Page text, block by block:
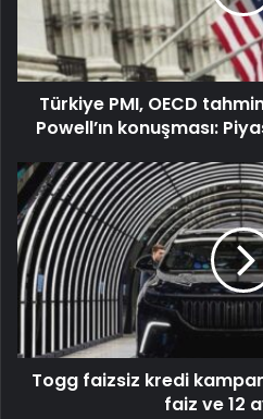
Türkiye PMI, OECD
Powell’ın konuşması:
Togg faizsiz kredi
faiz ve 12